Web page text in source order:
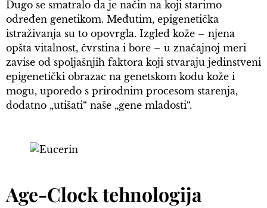
Dugo se smatralo da je način na koji starimo
određen genetikom. Međutim, epigenetička
istraživanja su to opovrgla. Izgled kože – njena
opšta vitalnost, čvrstina i bore – u značajnoj meri
zavise od spoljašnjih faktora koji stvaraju jedinstveni
epigenetički obrazac na genetskom kodu kože i
mogu, uporedo s prirodnim procesom starenja,
dodatno „utišati“ naše „gene mladosti“.
Age-Clock tehnologija